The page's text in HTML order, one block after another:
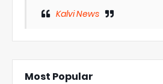
Kalvi News
Most Popular